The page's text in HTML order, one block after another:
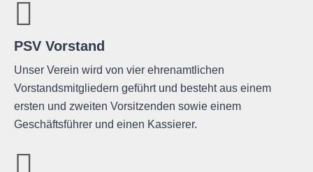
PSV Vorstand
Unser Verein wird von vier ehrenamtlichen
Vorstandsmitgliedern geführt und besteht aus einem
ersten und zweiten Vorsitzenden sowie einem
Geschäftsführer und einen Kassierer.